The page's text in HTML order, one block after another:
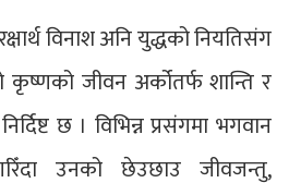
विनाश अनि युद्धको नियतिसंग
जीवन अर्कोतर्फ शान्ति र
छ । विभिन्न प्रसंगमा भगवान
उनको छेउछाउ जीवजन्तु,